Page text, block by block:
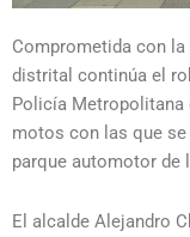
Comprometida con
distrital continúa el
Policía Metropolitana
motos con las que
parque automotor de
El alcalde Alejandro